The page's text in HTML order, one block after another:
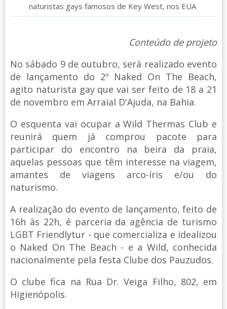
naturistas gays famosos de Key West, nos EUA
Conteúdo de projeto
No sábado 9 de outubro, será realizado evento
de lançamento do 2º Naked On The Beach,
agito naturista gay que vai ser feito de 18 a 21
de novembro em Arraial D'Ajuda, na Bahia.
O esquenta vai ocupar a Wild Thermas Club e
reunirá quem já comprou pacote para
participar do encontro na beira da praia,
aquelas pessoas que têm interesse na viagem,
amantes de viagens arco-íris e/ou do
naturismo.
A realização do evento de lançamento, feito de
16h às 22h, é parceria da agência de turismo
LGBT Friendlytur - que comercializa e idealizou
o Naked On The Beach - e a Wild, conhecida
nacionalmente pela festa Clube dos Pauzudos.
O clube fica na Rua Dr. Veiga Filho, 802, em
Higienópolis.